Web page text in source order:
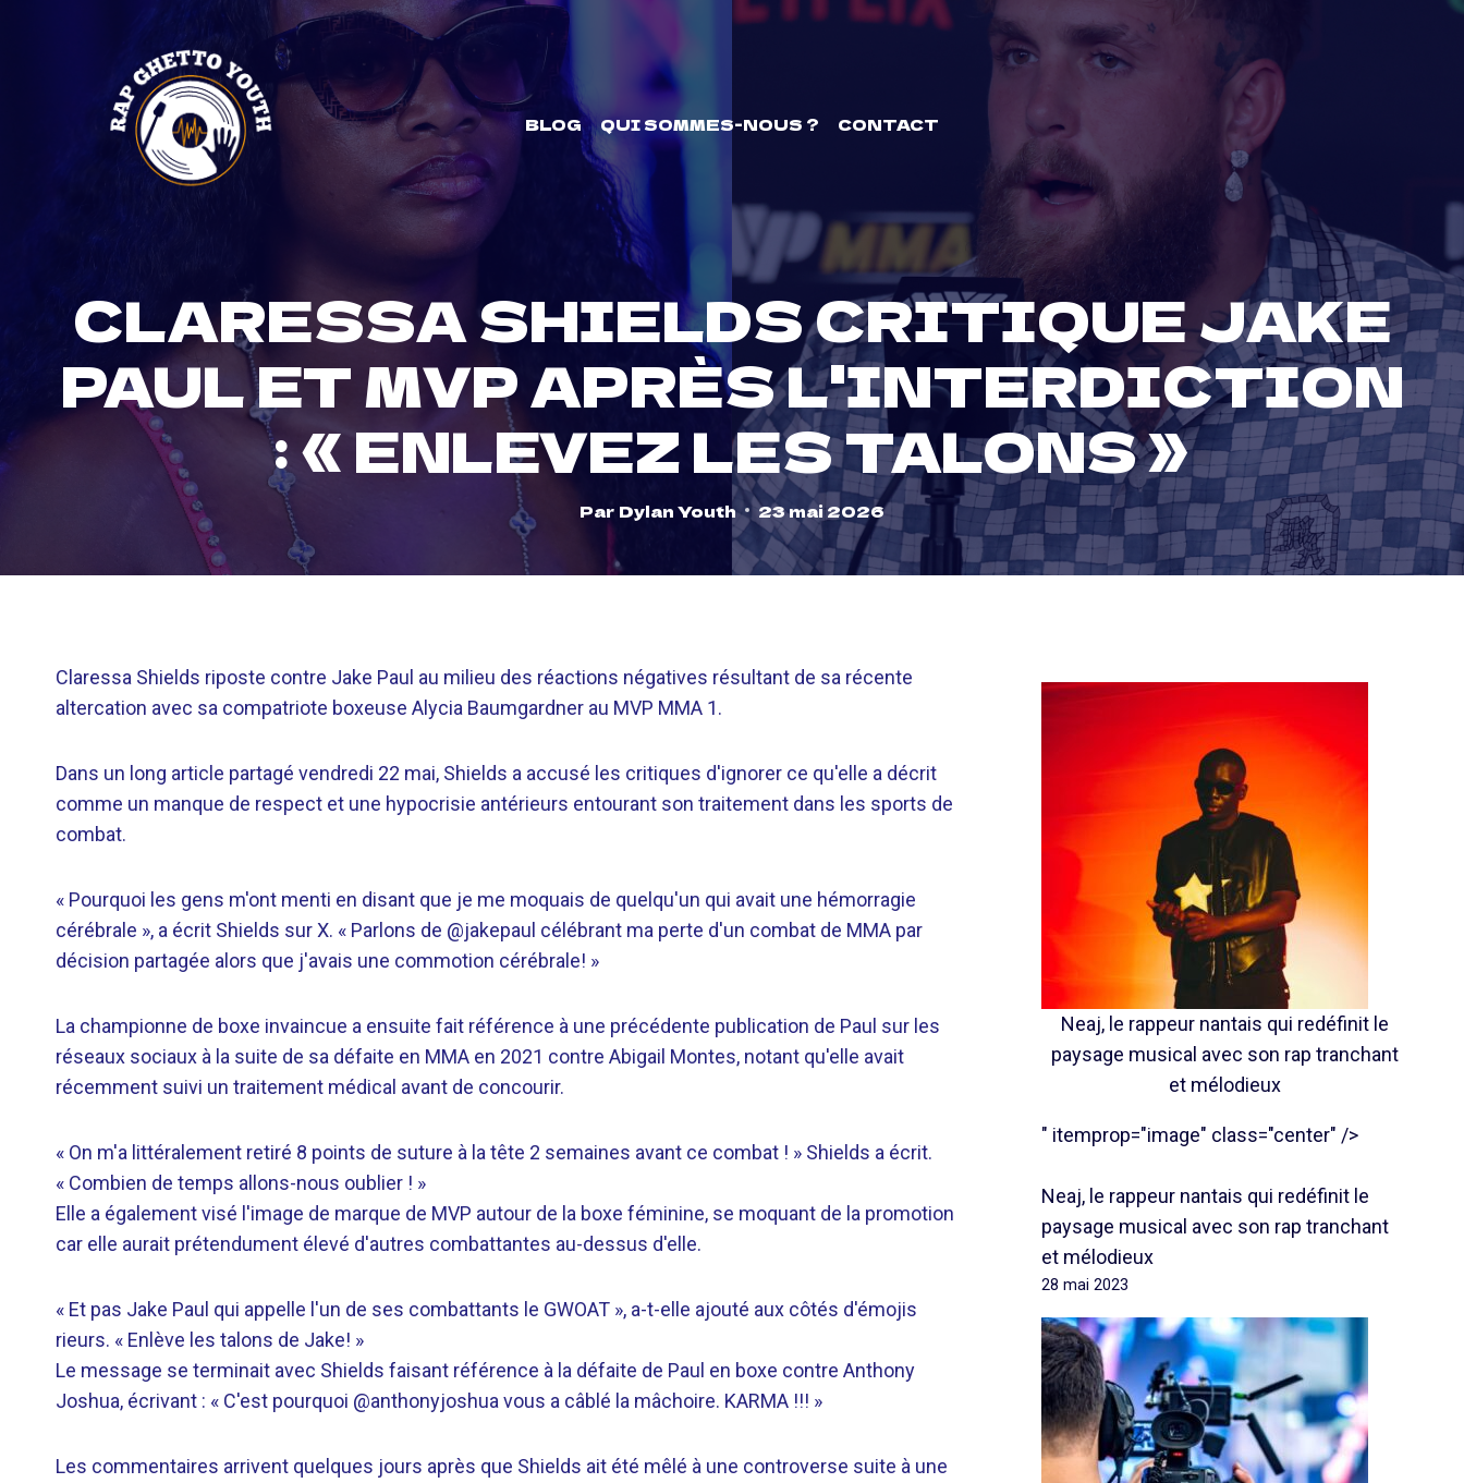
BLOG QUI SOMMES-NOUS ? CONTACT
CLARESSA SHIELDS CRITIQUE JAKE
PAUL ET MVP APRÈS L'INTERDICTION
: « ENLEVEZ LES TALONS »
Par Dylan Youth 23 mai 2026
Claressa Shields riposte contre Jake Paul au milieu des réactions négatives résultant de sa récente
altercation avec sa compatriote boxeuse Alycia Baumgardner au MVP MMA 1.
Dans un long article partagé vendredi 22 mai, Shields a accusé les critiques d'ignorer ce qu'elle a décrit
comme un manque de respect et une hypocrisie antérieurs entourant son traitement dans les sports de
combat.
« Pourquoi les gens m'ont menti en disant que je me moquais de quelqu'un qui avait une hémorragie
cérébrale », a écrit Shields sur X. « Parlons de @jakepaul célébrant ma perte d'un combat de MMA par
décision partagée alors que j'avais une commotion cérébrale! »
La championne de boxe invaincue a ensuite fait référence à une précédente publication de Paul sur les
réseaux sociaux à la suite de sa défaite en MMA en 2021 contre Abigail Montes, notant qu'elle avait
récemment suivi un traitement médical avant de concourir.
« On m'a littéralement retiré 8 points de suture à la tête 2 semaines avant ce combat ! » Shields a écrit.
« Combien de temps allons-nous oublier ! »
Elle a également visé l'image de marque de MVP autour de la boxe féminine, se moquant de la promotion
car elle aurait prétendument élevé d'autres combattantes au-dessus d'elle.
« Et pas Jake Paul qui appelle l'un de ses combattants le GWOAT », a-t-elle ajouté aux côtés d'émojis
rieurs. « Enlève les talons de Jake! »
Le message se terminait avec Shields faisant référence à la défaite de Paul en boxe contre Anthony
Joshua, écrivant : « C'est pourquoi @anthonyjoshua vous a câblé la mâchoire. KARMA !!! »
Les commentaires arrivent quelques jours après que Shields ait été mêlé à une controverse suite à une
Neaj, le rappeur nantais qui redéfinit le
paysage musical avec son rap tranchant
et mélodieux
" itemprop="image" class="center" />
Neaj, le rappeur nantais qui redéfinit le
paysage musical avec son rap tranchant
et mélodieux
28 mai 2023